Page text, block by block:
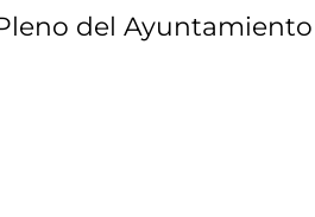
del Ayuntamiento